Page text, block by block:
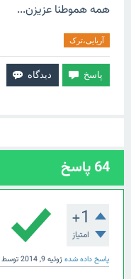
همه هموطنا عزیزن...
آریایی،ترک
64پاسخ
+1
امتیاز
پاسخ داده شدهژوئیه 9, 2014 توسط